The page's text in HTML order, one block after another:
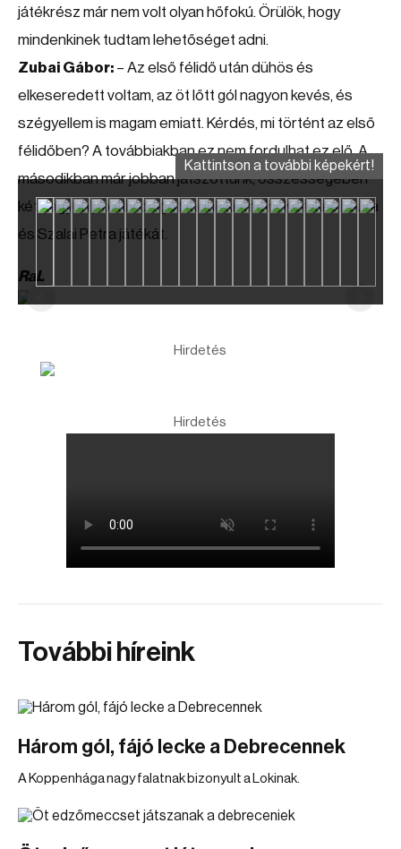
játékrész már nem volt olyan hőfokú. Örülök, hogy
mindenkinek tudtam lehetőséget adni.
Zubai Gábor: – Az első félidő után dühös és
elkeseredett voltam, az öt lőtt gól nagyon kevés, és
szégyellem is magam emiatt. Kérdés, mi történt az első
félidőben? A továbbiakban ez nem fordulhat ez elő. A
másodikban már jobban játszottunk, összességében
két nagyon pozitív dolgot tudok kiemelni: Kerekes Laura
és Szalai Petra játékát.
RaL
Kattintson a további képekért!
Hirdetés
Hirdetés
További híreink
Három gól, fájó lecke a Debrecennek
A Koppenhága nagy falatnak bizonyult a Lokinak.